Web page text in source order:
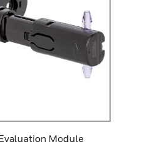
Module